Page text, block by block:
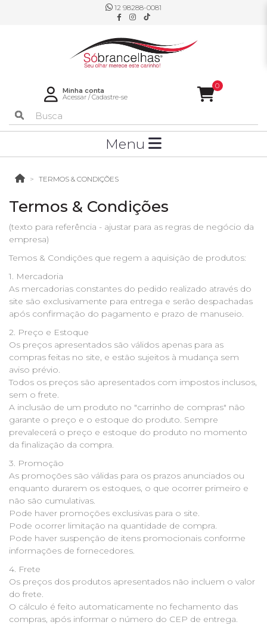
12 98288-0081
Minha conta
Acessar/Cadastre-se
0
Menu
TERMOS & CONDIÇÕES
Termos & Condições
(texto para referência - ajustar para as regras de negócio da
empresa)
Temos & Condições que regem a aquisição de produtos:
1. Mercadoria
As mercadorias constantes do pedido realizado através do
site são exclusivamente para entrega e serão despachadas
após confirmação do pagamento e prazo de manuseio.
2. Preço e Estoque
Os preços apresentados são válidos apenas para as
compras feitas no site, e estão sujeitos à mudança sem
aviso prévio.
Todos os preços são apresentados com impostos inclusos,
sem o frete.
A inclusão de um produto no "carrinho de compras" não
garante o preço e o estoque do produto. Sempre
prevalecerá o preço e estoque do produto no momento
da finalização da compra.
3. Promoção
As promoções são válidas para os prazos anunciados ou
enquanto durarem os estoques, o que ocorrer primeiro e
não são cumulativas.
Pode haver promoções exclusivas para o site.
Pode ocorrer limitação na quantidade de compra.
Pode haver suspenção de itens promocionais conforme
informações de fornecedores.
4. Frete
Os preços dos produtos apresentados não incluem o valor
do frete.
O cálculo é feito automaticamente no fechamento das
compras, após informar o número do CEP de entrega.